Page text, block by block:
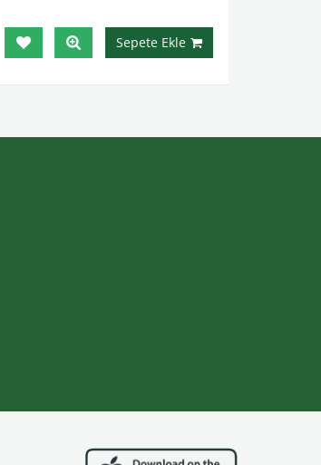
Sepete Ekle